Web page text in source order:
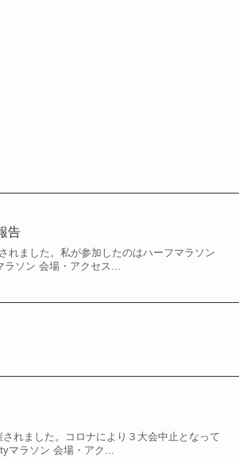
告
れました。私が参加したのはハーフマラソン
ラソン 会場・アクセス...
れました。コロナにより３大会中止となって
マラソン 会場・アク...